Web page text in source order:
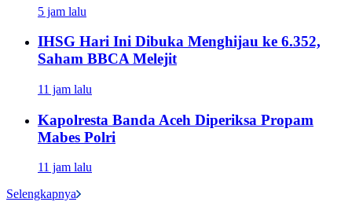
5 jam lalu
IHSG Hari Ini Dibuka Menghijau ke 6.352,
Saham BBCA Melejit
11 jam lalu
Kapolresta Banda Aceh Diperiksa Propam
Mabes Polri
11 jam lalu
Selengkapnya